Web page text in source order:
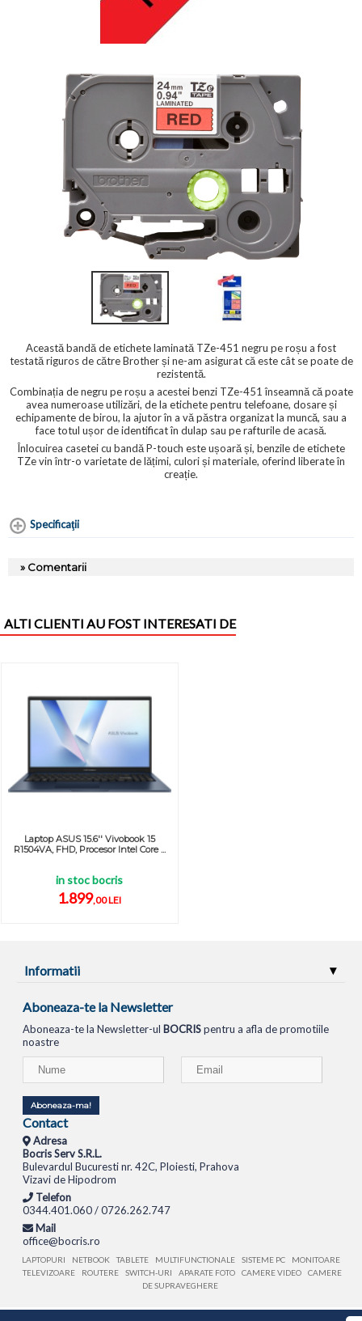
Această bandă de etichete laminată TZe-451 negru pe roșu a fost
testată riguros de către Brother și ne-am asigurat că este cât se poate de
rezistentă.
Combinația de negru pe roșu a acestei benzi TZe-451 înseamnă că poate
avea numeroase utilizări, de la etichete pentru telefoane, dosare și
echipamente de birou, la ajutor în a vă păstra organizat la muncă, sau a
face totul ușor de identificat în dulap sau pe rafturile de acasă.
Înlocuirea casetei cu bandă P-touch este ușoară și, benzile de etichete
TZe vin într-o varietate de lățimi, culori și materiale, oferind liberate în
creație.
Specificaţii
» Comentarii
ALTI CLIENTI AU FOST INTERESATI DE
Laptop ASUS 15.6'' Vivobook 15
R1504VA, FHD, Procesor Intel Core ...
in stoc bocris
1.899,00 LEI
Informatii
Aboneaza-te la Newsletter
Aboneaza-te la Newsletter-ul BOCRISpentru a afla de promotiile
noastre
Aboneaza-ma!
Contact
Adresa
Bocris Serv S.R.L.
Bulevardul Bucuresti nr. 42C, Ploiesti, Prahova
Vizavi de Hipodrom
Telefon
0344.401.060 / 0726.262.747
Mail
office@bocris.ro
LAPTOPURI NETBOOK TABLETE MULTIFUNCTIONALE SISTEME PC
MONITOARE
TELEVIZOARE
ROUTERE SWITCH-URI APARATE FOTO CAMERE VIDEO
CAMERE
DE SUPRAVEGHERE